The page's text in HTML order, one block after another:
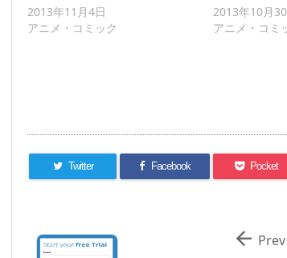
2013年11月4日
アニメ・コミック
2013年10月
アニメ・コミ
Twitter Facebook Pocket
 Prev